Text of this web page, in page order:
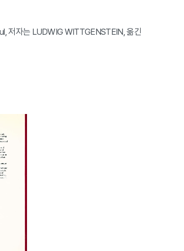
저자는 LUDWIG WITTGENSTEIN, 옮긴